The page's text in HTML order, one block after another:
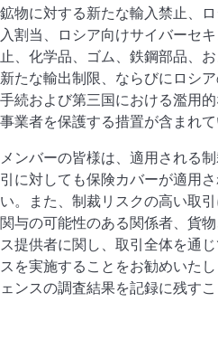
鉱物に対する新たな輸入禁止、
入割当、ロシア向けサイバーセ
止、化学品、ゴム、鉄鋼部品、
新たな輸出制限、ならびにロシ
手続および第三国における濫用
事業者を保護する措置が含まれて
メンバーの皆様は、適用される
引に対しても保険カバーが適用
い。また、制裁リスクの高い取
関与の可能性のある関係者、貨
ス提供者に関し、取引全体を通
スを実施することをお勧めいた
ェンスの調査結果を記録に残す